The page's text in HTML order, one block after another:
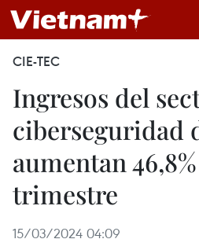
CIE-TEC
Ingresos del
ciberseguridad
aumentan
trimestre
15/03/2024 04:09